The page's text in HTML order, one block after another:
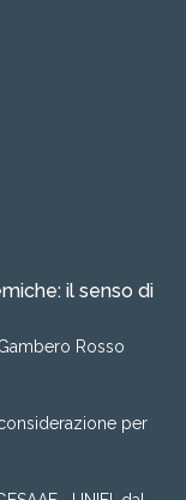
il senso di
Rosso
per